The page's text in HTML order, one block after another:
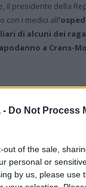
- Do Not Process
out of the sale,
personal or
by us, please use
il presidente della
con i medici all
di alcuni dei
a Crans-